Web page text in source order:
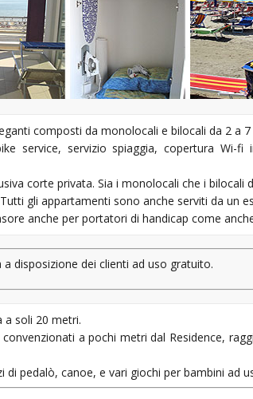
composti da monolocali e bilocali da 2 a
service, servizio spiaggia, copertura Wi-
corte privata. Sia i monolocali che i
gli appartamenti sono anche serviti da un
anche per portatori di handicap come
disposizione dei clienti ad uso gratuito.
a soli 20 metri.
a pochi metri dal Residence,
pedalò, canoe, e vari giochi per bambini ad